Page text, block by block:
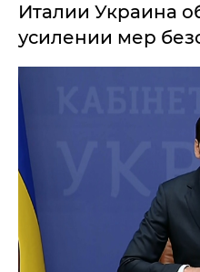
Италии Украина
усилении мер